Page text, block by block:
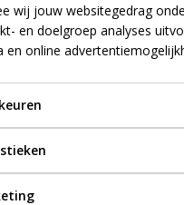
wij jouw websitegedrag
en doelgroep analyses
en online